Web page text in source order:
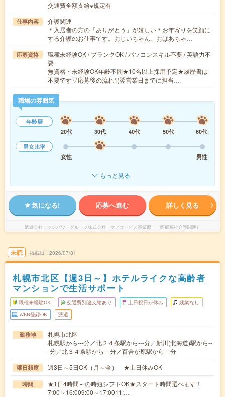
交通費全額支給※規定有
仕事内容
介護関連
＊入居者の方の「ありがとう」が嬉しい＊お年寄りを笑顔に
する介護のお仕事です。おじいちゃん、おばあちゃ…
応募資格
職種未経験OK / ブランクOK / パソコンスキル不要 / 英語力不
要
無資格・未経験OK年齢不問★10名以上採用予定★履歴書は
不要です▽応募後の流れ1)翌営業日までに担当…
職場の雰囲気
年齢層
20代
30代 40代 50代
60代
男女比率
女性
男性
もっと見る
気になる! 応募へ進む 詳しく見る
派遣会社 マンパワーグループ株式会社 ケアサービス事業部 （医療福祉介護関連）
未読 掲載日 2026/07/31
札幌市北区【週3日～】ホテルライクな高齢者
マンションで生活サポート
職種未経験OK 交通費別途支給あり 土日祝日が休み 残業なし
WEB登録OK 派遣
勤務地
札幌市北区
札幌駅から---分／北２４条駅から---分／新川(北海道)駅から--
-分／北３４条駅から---分／百合が原駅から---分
曜日頻度 週3日～5日OK（月～金） ★土日休みOK
時間
★1日4時間～の時短シフトOK★スタート時間選べます！
7:00～16:009:00～17:0011:…